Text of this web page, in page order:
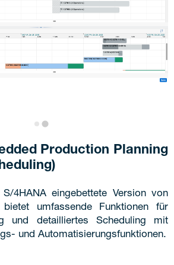
Production Planning
4HANA eingebettete Version von
umfassende Funktionen für
und detailliertes Scheduling mit
und Automatisierungsfunktionen.